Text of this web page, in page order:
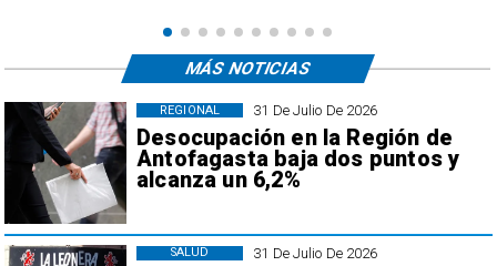
31 De Julio De 2026
Desocupación en la Región de
Antofagasta baja dos puntos y
alcanza un 6,2%
REGIONAL
31 De Julio De 2026
SALUD
MÁS NOTICIAS